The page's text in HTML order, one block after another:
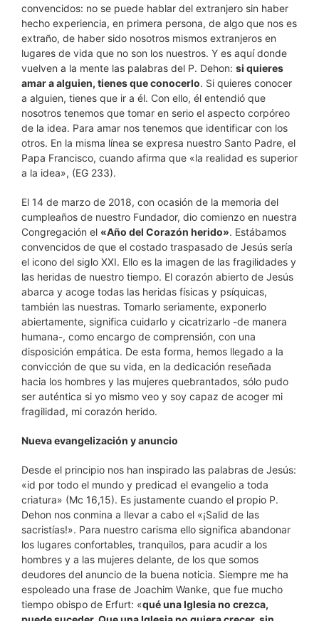
convencidos: no se puede hablar del extranjero sin haber
hecho experiencia, en primera persona, de algo que nos es
extraño, de haber sido nosotros mismos extranjeros en
lugares de vida que no son los nuestros. Y es aquí donde
vuelven a la mente las palabras del P. Dehon: si quieres
amar a alguien, tienes que conocerlo. Si quieres conocer
a alguien, tienes que ir a él. Con ello, él entendió que
nosotros tenemos que tomar en serio el aspecto corpóreo
de la idea. Para amar nos tenemos que identificar con los
otros. En la misma línea se expresa nuestro Santo Padre, el
Papa Francisco, cuando afirma que «la realidad es superior
a la idea», (EG 233).
El 14 de marzo de 2018, con ocasión de la memoria del
cumpleaños de nuestro Fundador, dio comienzo en nuestra
Congregación el «Año del Corazón herido». Estábamos
convencidos de que el costado traspasado de Jesús sería
el icono del siglo XXI. Ello es la imagen de las fragilidades y
las heridas de nuestro tiempo. El corazón abierto de Jesús
abarca y acoge todas las heridas físicas y psíquicas,
también las nuestras. Tomarlo seriamente, exponerlo
abiertamente, significa cuidarlo y cicatrizarlo -de manera
humana-, como encargo de comprensión, con una
disposición empática. De esta forma, hemos llegado a la
convicción de que su vida, en la dedicación reseñada
hacia los hombres y las mujeres quebrantados, sólo pudo
ser auténtica si yo mismo veo y soy capaz de acoger mi
fragilidad, mi corazón herido.
Nueva evangelización y anuncio
Desde el principio nos han inspirado las palabras de Jesús:
«id por todo el mundo y predicad el evangelio a toda
criatura» (Mc 16,15). Es justamente cuando el propio P.
Dehon nos conmina a llevar a cabo el «¡Salid de las
sacristías!». Para nuestro carisma ello significa abandonar
los lugares confortables, tranquilos, para acudir a los
hombres y a las mujeres delante, de los que somos
deudores del anuncio de la buena noticia. Siempre me ha
espoleado una frase de Joachim Wanke, que fue mucho
tiempo obispo de Erfurt: «qué una Iglesia no crezca,